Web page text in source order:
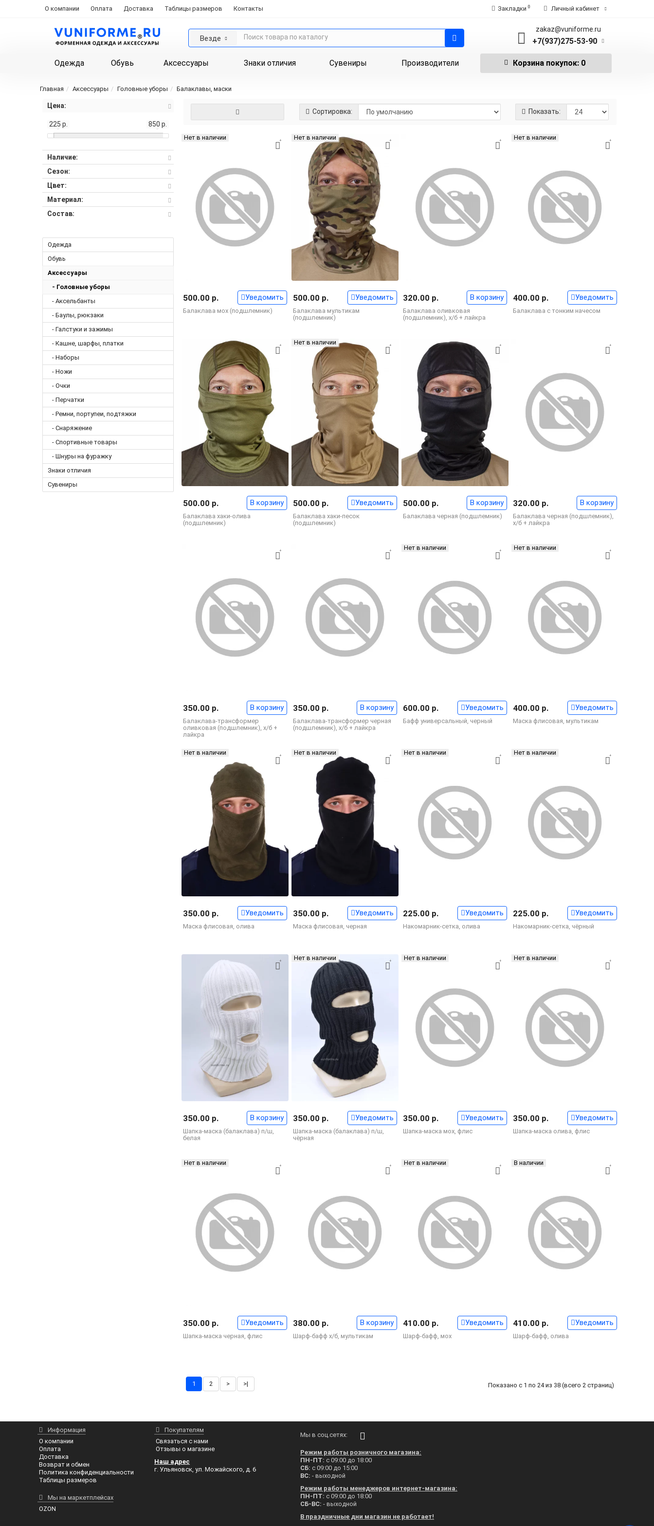
О компании Оплата Доставка Таблицы размеров Контакты Закладки 0 Личный кабинет
Везде
zakaz@vuniforme.ru
+7(937)275-53-90
Одежда Обувь Аксессуары Знаки отличия Сувениры Производители Корзина покупок: 0
Главная Аксессуары Головные уборы Балаклавы, маски
Цена:
225 р. 850 р.
Наличие:
Сезон:
Цвет:
Материал:
Состав:
Одежда
Обувь
Аксессуары
- Головные уборы
- Аксельбанты
- Баулы, рюкзаки
- Галстуки и зажимы
- Кашне, шарфы, платки
- Наборы
- Ножи
- Очки
- Перчатки
- Ремни, портупеи, подтяжки
- Снаряжение
- Спортивные товары
- Шнуры на фуражку
Знаки отличия
Сувениры
Сортировка: Показать:
Нет в наличии
Балаклава мох (подшлемник)
500.00 р. Уведомить
Нет в наличии
Балаклава мультикам
(подшлемник)
500.00 р. Уведомить
Балаклава оливковая
(подшлемник), х/б + лайкра
320.00 р. В корзину
Нет в наличии
Балаклава с тонким начесом
400.00 р. Уведомить
Балаклава хаки-олива
(подшлемник)
500.00 р. В корзину
Нет в наличии
Балаклава хаки-песок
(подшлемник)
500.00 р. Уведомить
Балаклава черная (подшлемник)
500.00 р. В корзину
Балаклава черная (подшлемник),
х/б + лайкра
320.00 р. В корзину
Балаклава-трансформер
оливковая (подшлемник), х/б +
лайкра
350.00 р. В корзину
Балаклава-трансформер черная
(подшлемник), х/б + лайкра
350.00 р. В корзину
Нет в наличии
Бафф универсальный, черный
600.00 р. Уведомить
Нет в наличии
Маска флисовая, мультикам
400.00 р. Уведомить
Нет в наличии
Маска флисовая, олива
350.00 р. Уведомить
Нет в наличии
Маска флисовая, черная
350.00 р. Уведомить
Нет в наличии
Накомарник-сетка, олива
225.00 р. Уведомить
Нет в наличии
Накомарник-сетка, чёрный
225.00 р. Уведомить
Шапка-маска (балаклава) п/ш,
белая
350.00 р. В корзину
Нет в наличии
Шапка-маска (балаклава) п/ш,
чёрная
350.00 р. Уведомить
Нет в наличии
Шапка-маска мох, флис
350.00 р. Уведомить
Нет в наличии
Шапка-маска олива, флис
350.00 р. Уведомить
Нет в наличии
Шапка-маска черная, флис
350.00 р. Уведомить
Шарф-бафф х/б, мультикам
380.00 р. В корзину
Нет в наличии
Шарф-бафф, мох
410.00 р. Уведомить
В наличии
Шарф-бафф, олива
410.00 р. Уведомить
1 2 > >| Показано с 1 по 24 из 38 (всего 2 страниц)
Информация
О компании
Оплата
Доставка
Возврат и обмен
Политика конфиденциальности
Таблицы размеров
Мы на маркетплейсах
OZON
Покупателям
Связаться с нами
Отзывы о магазине
Наш адрес
г. Ульяновск, ул. Можайского, д. 6
Мы в соц.сетях:
Режим работы розничного магазина:
ПН-ПТ: с 09:00 до 18:00
СБ: с 09:00 до 15:00
ВС: - выходной
Режим работы менеджеров интернет-магазина:
ПН-ПТ: с 09:00 до 18:00
СБ-ВС: - выходной
В праздничные дни магазин не работает!